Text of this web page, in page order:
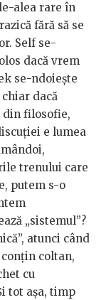
alea rare în
fără să se
Self se-
dacă vrem
se-ndoiește
dacă
din filosofie,
e lumea
trenului care
putem s-o
„sistemul”?
atunci când
coltan,
cu
tot așa, timp